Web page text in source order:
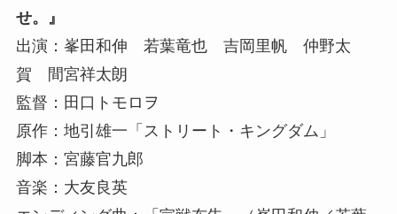
せ。』
出演：峯田和伸 若葉⻯也 吉岡里帆 仲野太
賀 間宮祥太朗
監督：田口トモロヲ
原作：地引雄一「ストリート・キングダム」
脚本：宮藤官九郎
音楽：大友良英